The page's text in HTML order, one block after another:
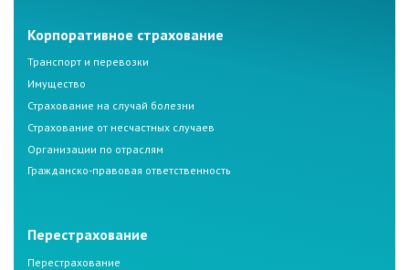
Корпоративное страхование
Транспорт и перевозки
Имущество
Страхование на случай болезни
Страхование от несчастных случаев
Организации по отраслям
Гражданско-правовая ответственность
Перестрахование
Перестрахование